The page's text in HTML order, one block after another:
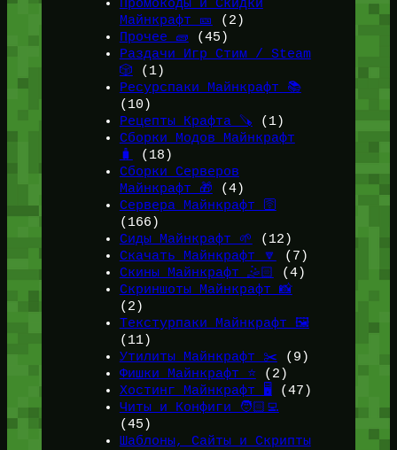
Промокоды и Скидки
Майнкрафт 🎫
(2)
Прочее 🧱 (45)
Раздачи Игр Стим / Steam
🎲 (1)
Ресурспаки Майнкрафт 📚
(10)
Рецепты Крафта 🪚 (1)
Сборки Модов Майнкрафт
🧳
(18)
Сборки Серверов
Майнкрафт 🎁 (4)
Сервера Майнкрафт 🛜
(166)
Сиды Майнкрафт 🌱
(12)
Скачать Майнкрафт 🔽
(7)
Скины Майнкрафт 🤹🏻
(4)
Скриншоты Майнкрафт 📸
(2)
Текстурпаки Майнкрафт 🖼️
(11)
Утилиты Майнкрафт ✂️ (9)
Фишки Майнкрафт ⭐(2)
Хостинг Майнкрафт 🖥️ (47)
Читы и Конфиги 🧑🏻‍💻
(45)
Шаблоны, Сайты и Скрипты